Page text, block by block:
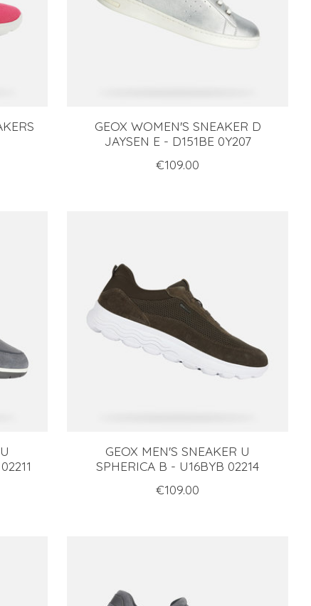
GEOX WOMEN'S SNEAKER D
JAYSEN E - D151BE 0Y207
€109.00
GEOX MEN'S SNEAKER U
SPHERICA B - U16BYB 02214
€109.00